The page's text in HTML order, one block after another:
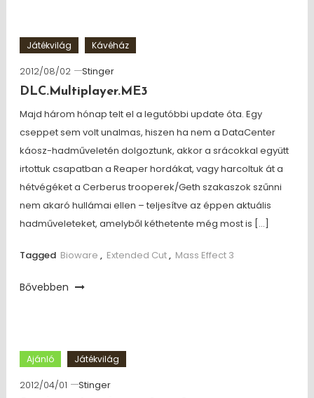
Játékvilág Kávéház
2012/08/02
Stinger
DLC.Multiplayer.ME3
Majd három hónap telt el a legutóbbi update óta. Egy
cseppet sem volt unalmas, hiszen ha nem a DataCenter
káosz-hadműveletén dolgoztunk, akkor a srácokkal együtt
irtottuk csapatban a Reaper hordákat, vagy harcoltuk át a
hétvégéket a Cerberus trooperek/Geth szakaszok szűnni
nem akaró hullámai ellen – teljesítve az éppen aktuális
hadműveleteket, amelyből kéthetente még most is […]
Tagged Bioware , Extended Cut, Mass Effect 3
Bővebben
Ajánló Játékvilág
2012/04/01
Stinger